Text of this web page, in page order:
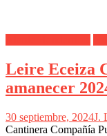
Leire Eceiza
amanecer
30 septiembre, 2024J.
Cantinera Compañía